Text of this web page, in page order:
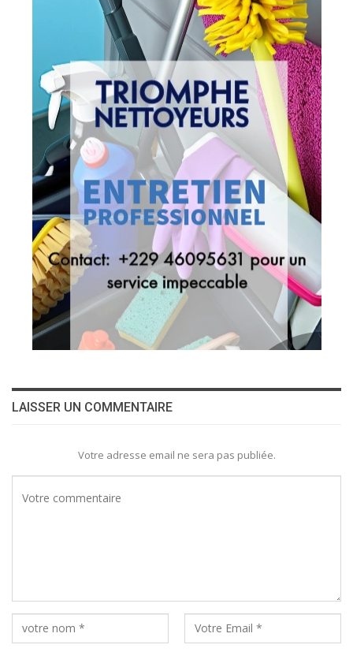
LAISSER UN COMMENTAIRE
Votre adresse email ne sera pas publiée.